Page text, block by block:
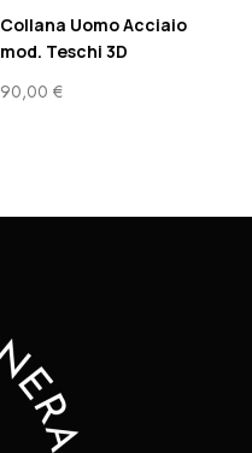
Collana Uomo Acciaio
mod. Teschi 3D
90,00 €